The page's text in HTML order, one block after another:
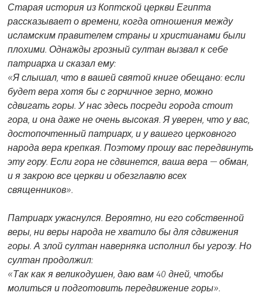
Старая история из Коптской церкви Египта
рассказывает о времени, когда отношения между
исламским правителем страны и христианами были
плохими. Однажды грозный султан вызвал к себе
патриарха и сказал ему:
«Я слышал, что в вашей святой книге обещано: если
будет вера хотя бы с горчичное зерно, можно
сдвигать горы. У нас здесь посреди города стоит
гора, и она даже не очень высокая. Я уверен, что у вас,
достопочтенный патриарх, и у вашего церковного
народа вера крепкая. Поэтому прошу вас передвинуть
эту гору. Если гора не сдвинется, ваша вера — обман,
и я закрою все церкви и обезглавлю всех
священников».
Патриарх ужаснулся. Вероятно, ни его собственной
веры, ни веры народа не хватило бы для сдвижения
горы. А злой султан наверняка исполнил бы угрозу. Но
султан продолжил:
«Так как я великодушен, даю вам 40 дней, чтобы
молиться и подготовить передвижение горы».